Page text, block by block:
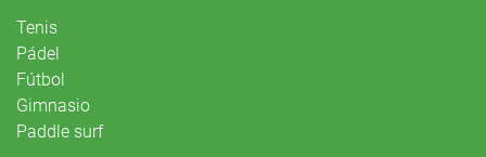
Tenis
Pádel
Fútbol
Gimnasio
Paddle surf